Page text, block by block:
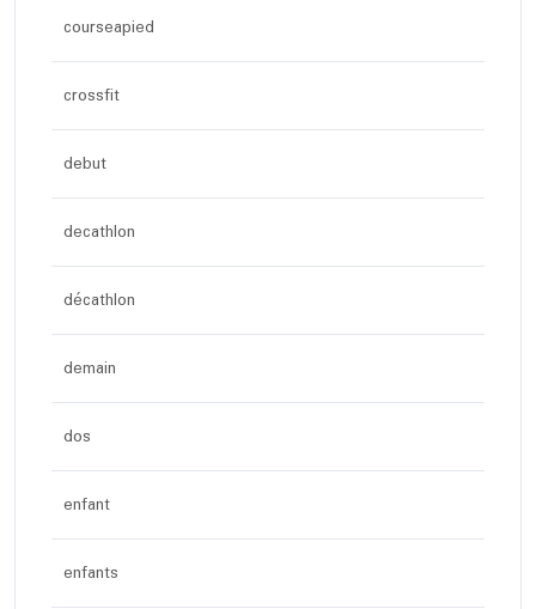
courseapied
crossfit
debut
decathlon
décathlon
demain
dos
enfant
enfants